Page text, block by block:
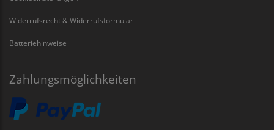
Widerrufsrecht & Widerrufsformular
Batteriehinweise
Zahlungsmöglichkeiten